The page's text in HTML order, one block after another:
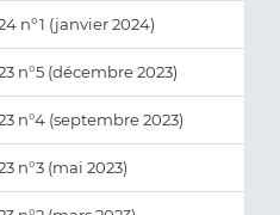
n°1 (janvier 2024)
n°5 (décembre 2023)
n°4 (septembre 2023)
n°3 (mai 2023)